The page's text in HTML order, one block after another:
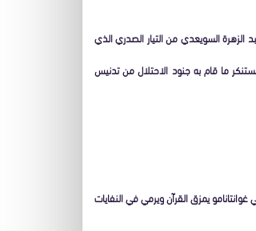
الزهرة السويعدي من التيار الصدري الذي
ما قام به جنود الاحتلال من تدنيس
يمزق القرآن ويرمي في النفايات